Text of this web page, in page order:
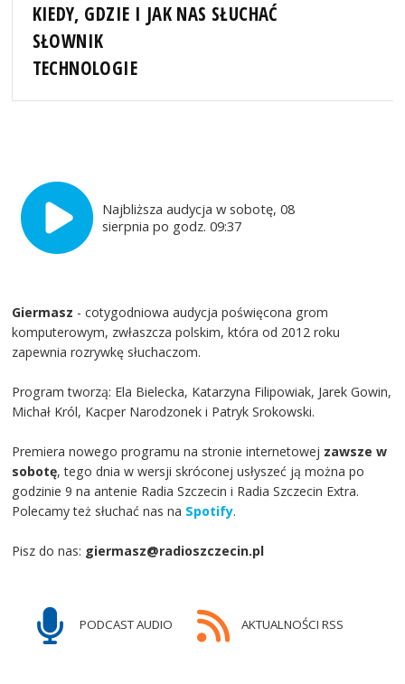
KIEDY, GDZIE I JAK NAS SŁUCHAĆ
SŁOWNIK
TECHNOLOGIE
Najbliższa audycja w sobotę, 08
sierpnia po godz. 09:37
Giermasz - cotygodniowa audycja poświęcona grom
komputerowym, zwłaszcza polskim, która od 2012 roku
zapewnia rozrywkę słuchaczom.
Program tworzą: Ela Bielecka, Katarzyna Filipowiak, Jarek Gowin,
Michał Król, Kacper Narodzonek i Patryk Srokowski.
Premiera nowego programu na stronie internetowej zawsze w
sobotę, tego dnia w wersji skróconej usłyszeć ją można po
godzinie 9 na antenie Radia Szczecin i Radia Szczecin Extra.
Polecamy też słuchać nas na Spotify.
Pisz do nas: giermasz@radioszczecin.pl
PODCAST AUDIO AKTUALNOŚCI RSS